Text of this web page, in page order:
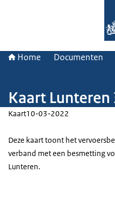
Home Documenten
Kaart Lunteren
Kaart10-03-2022
Deze kaart toont het
verband met een besmetting
Lunteren.